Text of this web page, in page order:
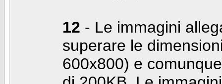
12 - Le immagini
superare le
600x800) e